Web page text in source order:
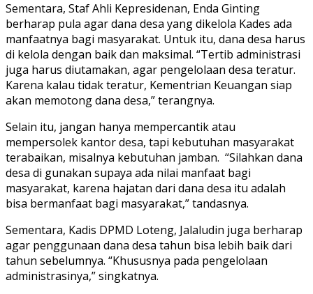
Sementara, Staf Ahli Kepresidenan, Enda Ginting
berharap pula agar dana desa yang dikelola Kades ada
manfaatnya bagi masyarakat. Untuk itu, dana desa harus
di kelola dengan baik dan maksimal. “Tertib administrasi
juga harus diutamakan, agar pengelolaan desa teratur.
Karena kalau tidak teratur, Kementrian Keuangan siap
akan memotong dana desa,” terangnya.
Selain itu, jangan hanya mempercantik atau
mempersolek kantor desa, tapi kebutuhan masyarakat
terabaikan, misalnya kebutuhan jamban. “Silahkan dana
desa di gunakan supaya ada nilai manfaat bagi
masyarakat, karena hajatan dari dana desa itu adalah
bisa bermanfaat bagi masyarakat,” tandasnya.
Sementara, Kadis DPMD Loteng, Jalaludin juga berharap
agar penggunaan dana desa tahun bisa lebih baik dari
tahun sebelumnya. “Khususnya pada pengelolaan
administrasinya,” singkatnya.